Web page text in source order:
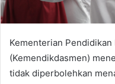
Kementerian Pendidikan
(Kemendikdasmen)
tidak diperbolehkan